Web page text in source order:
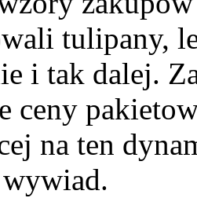
tulipany,
i tak dalej.
ceny
na ten